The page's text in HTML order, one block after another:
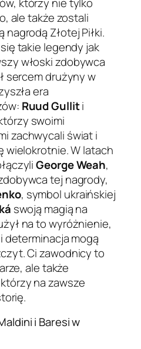
ale także zostali
Złotej Piłki.
takie legendy jak
włoski zdobywca
sercem drużyny w
era
Ruud Gulliti
swoimi
zachwycali świat i
wielokrotnie. W latach
George Weah,
tej nagrody,
, symbol ukraińskiej
swoją magią na
na to wyróżnienie,
determinacja mogą
Ci zawodnicy to
ale także
na zawsze
i Baresi w